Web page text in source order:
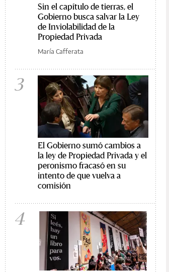
Sin el capítulo de tierras, el
Gobierno busca salvar la Ley
de Inviolabilidad de la
Propiedad Privada
María Cafferata
3
El Gobierno sumó cambios a
la ley de Propiedad Privada y el
peronismo fracasó en su
intento de que vuelva a
comisión
4